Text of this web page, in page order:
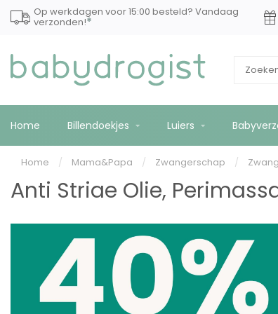
Op werkdagen voor 15:00 besteld? Vandaag
verzonden!*
Home Billendoekjes Luiers
Home / Mama&Papa / Zwangerschap /
Anti Striae Olie,